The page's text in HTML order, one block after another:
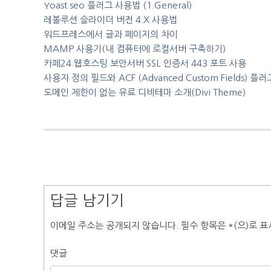
Yoast seo 플러그 사용법 (1.General)
레볼루션 슬라이더 버전 4.X 사용법
워드프레스에서 글과 페이지의 차이
MAMP 사용기(내 컴퓨터에 로컬서버 구축하기)
카페24 웹호스팅 보안서버 SSL 인증서 443 포트 사용
사용자 정의 필드와 ACF (Advanced Custom Fields) 플러
도메인 제한이 없는 유료 디비테마 소개(Divi Theme)
답글 남기기
이메일 주소는 공개되지 않습니다. 필수 항목은 * (으)로 표
댓글